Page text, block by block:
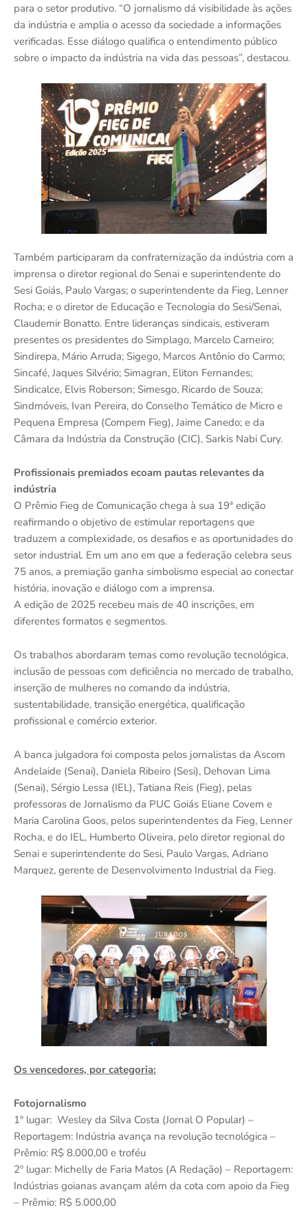
para o setor produtivo. “O jornalismo dá visibilidade às ações
da indústria e amplia o acesso da sociedade a informações
verificadas. Esse diálogo qualifica o entendimento público
sobre o impacto da indústria na vida das pessoas”, destacou.
Também participaram da confraternização da indústria com a
imprensa o diretor regional do Senai e superintendente do
Sesi Goiás, Paulo Vargas; o superintendente da Fieg, Lenner
Rocha; e o diretor de Educação e Tecnologia do Sesi/Senai,
Claudemir Bonatto. Entre lideranças sindicais, estiveram
presentes os presidentes do Simplago, Marcelo Carneiro;
Sindirepa, Mário Arruda; Sigego, Marcos Antônio do Carmo;
Sincafé, Jaques Silvério; Simagran, Eliton Fernandes;
Sindicalce, Elvis Roberson; Simesgo, Ricardo de Souza;
Sindmóveis, Ivan Pereira, do Conselho Temático de Micro e
Pequena Empresa (Compem Fieg), Jaime Canedo; e da
Câmara da Indústria da Construção (CIC), Sarkis Nabi Cury.
Profissionais premiados ecoam pautas relevantes da
indústria
O Prêmio Fieg de Comunicação chega à sua 19ª edição
reafirmando o objetivo de estimular reportagens que
traduzem a complexidade, os desafios e as oportunidades do
setor industrial. Em um ano em que a federação celebra seus
75 anos, a premiação ganha simbolismo especial ao conectar
história, inovação e diálogo com a imprensa.
A edição de 2025 recebeu mais de 40 inscrições, em
diferentes formatos e segmentos.
Os trabalhos abordaram temas como revolução tecnológica,
inclusão de pessoas com deficiência no mercado de trabalho,
inserção de mulheres no comando da indústria,
sustentabilidade, transição energética, qualificação
profissional e comércio exterior.
A banca julgadora foi composta pelos jornalistas da Ascom
Andelaide (Senai), Daniela Ribeiro (Sesi), Dehovan Lima
(Senai), Sérgio Lessa (IEL), Tatiana Reis (Fieg), pelas
professoras de Jornalismo da PUC Goiás Eliane Covem e
Maria Carolina Goos, pelos superintendentes da Fieg, Lenner
Rocha, e do IEL, Humberto Oliveira, pelo diretor regional do
Senai e superintendente do Sesi, Paulo Vargas, Adriano
Marquez, gerente de Desenvolvimento Industrial da Fieg.
Os vencedores, por categoria:
Fotojornalismo
1º lugar: Wesley da Silva Costa (Jornal O Popular) –
Reportagem: Indústria avança na revolução tecnológica –
Prêmio: R$ 8.000,00 e troféu
2º lugar: Michelly de Faria Matos (A Redação) – Reportagem:
Indústrias goianas avançam além da cota com apoio da Fieg
– Prêmio: R$ 5.000,00